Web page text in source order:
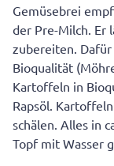
Gemüsebrei
der Pre-Milch. Er
zubereiten. Dafür
Bioqualität
Kartoffeln in
Rapsöl.
schälen. Alles in
Topf mit Wasser